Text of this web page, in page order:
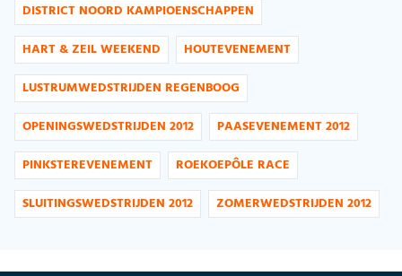
DISTRICT NOORD KAMPIOENSCHAPPEN
HART & ZEIL WEEKEND
HOUTEVENEMENT
LUSTRUMWEDSTRIJDEN REGENBOOG
OPENINGSWEDSTRIJDEN 2012
PAASEVENEMENT 2012
PINKSTEREVENEMENT
ROEKOEPÔLE RACE
SLUITINGSWEDSTRIJDEN 2012
ZOMERWEDSTRIJDEN 2012